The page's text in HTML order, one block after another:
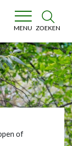
MENU ZOEKEN
of